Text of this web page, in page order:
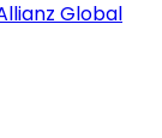
Global